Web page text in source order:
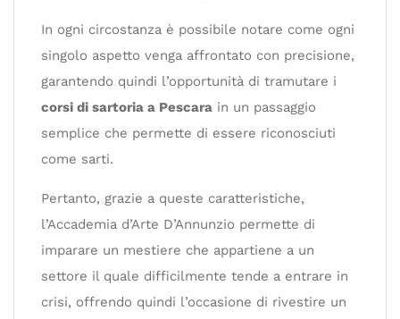
In ogni circostanza è possibile notare come ogni
singolo aspetto venga affrontato con precisione,
garantendo quindi l’opportunità di tramutare i
corsi di sartoria a Pescara in un passaggio
semplice che permette di essere riconosciuti
come sarti.
Pertanto, grazie a queste caratteristiche,
l’Accademia d’Arte D’Annunzio permette di
imparare un mestiere che appartiene a un
settore il quale difficilmente tende a entrare in
crisi, offrendo quindi l’occasione di rivestire un